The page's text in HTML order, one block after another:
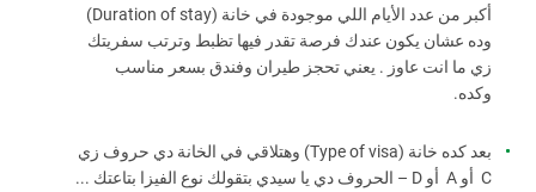
أكبر من عدد الأيام اللي موجودة في خانة (Duration of stay)
وده عشان يكون عندك فرصة تقدر فيها تظبط وترتب سفريتك
زي ما انت عاوز . يعني تحجز طيران وفندق بسعر مناسب
وكده.
بعد كده خانة (Type of visa) وهتلاقي في الخانة دي حروف زي
C أو A أو D – الحروف دي يا سيدي بتقولك نوع الفيزا بتاعتك ...